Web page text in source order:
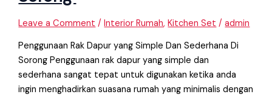
Leave a Comment /Interior Rumah,Kitchen Set /admin
Penggunaan Rak Dapur yang Simple Dan Sederhana Di
Sorong Penggunaan rak dapur yang simple dan
sederhana sangat tepat untuk digunakan ketika anda
ingin menghadirkan suasana rumah yang minimalis dengan